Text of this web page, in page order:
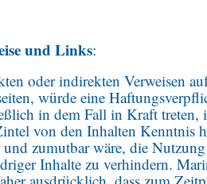
und Links:
oder indirekten Verweisen
würde eine
in dem Fall in Kraft treten,
von den Inhalten Kenntnis
zumutbar wäre, die
Inhalte zu verhindern.